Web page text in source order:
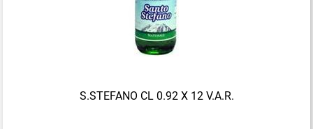
S.STEFANO CL 0.92 X 12 V.A.R.